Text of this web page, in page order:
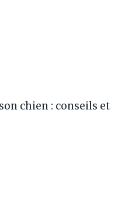
chien : conseils et